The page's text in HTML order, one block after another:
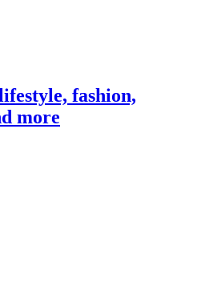
fashion,
more